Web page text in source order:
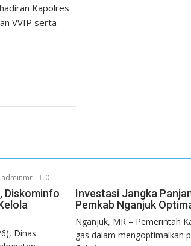
Kapolres
VVIP serta
adminmr 0
Diskominfo
Dinas
Investasi Jangka
Pemkab Nganjuk
Nganjuk, MR – Pemerintah
gas dalam mengoptimalkan